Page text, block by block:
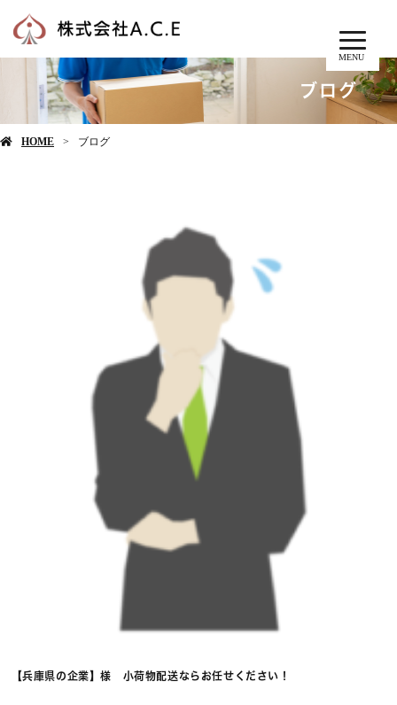
MENU
ブログ
HOME ブログ
【兵庫県の企業】様 小荷物配送ならお任せください！